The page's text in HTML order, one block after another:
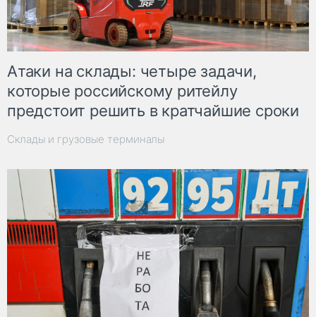
Атаки на склады: четыре задачи,
которые российскому ритейлу
предстоит решить в кратчайшие сроки
Склады и грузовые терминалы